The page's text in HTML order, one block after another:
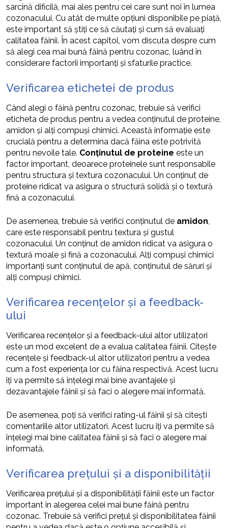
sarcină dificilă, mai ales pentru cei care sunt noi în lumea
cozonacului. Cu atât de multe opțiuni disponibile pe piață,
este important să știți ce să căutați și cum să evaluați
calitatea făinii. În acest capitol, vom discuta despre cum
să alegi cea mai bună făină pentru cozonac, luând în
considerare factorii importanți și sfaturile practice.
Verificarea etichetei de produs
Când alegi o făină pentru cozonac, trebuie să verifici
eticheta de produs pentru a vedea conținutul de proteine,
amidon și alți compuși chimici. Această informație este
crucială pentru a determina dacă făina este potrivită
pentru nevoile tale. Conținutul de proteine este un
factor important, deoarece proteinele sunt responsabile
pentru structura și textura cozonacului. Un conținut de
proteine ridicat va asigura o structură solidă și o textură
fină a cozonacului.
De asemenea, trebuie să verifici conținutul de amidon
care este responsabil pentru textura și gustul
cozonacului. Un conținut de amidon ridicat va asigura o
textură moale și fină a cozonacului. Alți compuși chimici
importanți sunt conținutul de apă, conținutul de săruri și
alți compuși chimici.
Verificarea recențelor și a feedback-
ului
Verificarea recențelor și a feedback-ului altor utilizatori
este un mod excelent de a evalua calitatea făinii. Citește
recențele și feedback-ul altor utilizatori pentru a vedea
cum a fost experiența lor cu făina respectivă. Acest lucru
îți va permite să înțelegi mai bine avantajele și
dezavantajele făinii și să faci o alegere mai informată.
De asemenea, poți să verifici rating-ul făinii și să citești
comentariile altor utilizatori. Acest lucru îți va permite să
înțelegi mai bine calitatea făinii și să faci o alegere mai
informată.
Verificarea prețului și a disponibilității
Verificarea prețului și a disponibilității făinii este un factor
important în alegerea celei mai bune făină pentru
cozonac. Trebuie să verifici prețul și disponibilitatea făinii